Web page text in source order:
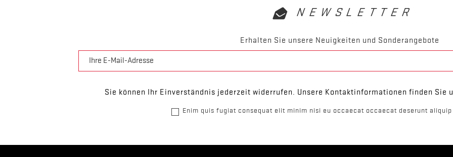
NEWSLETTER
Erhalten Sie unsere Neuigkeiten und Sonderangebote
Sie können Ihr Einverständnis jederzeit widerrufen. Unsere Kontaktinformationen finden Sie
Enim quis fugiat consequat elit minim nisi eu occaecat occaecat deserunt